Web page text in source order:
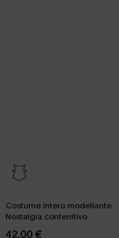
Costume intero modellante
Nostalgia contenitivo
42,00 €